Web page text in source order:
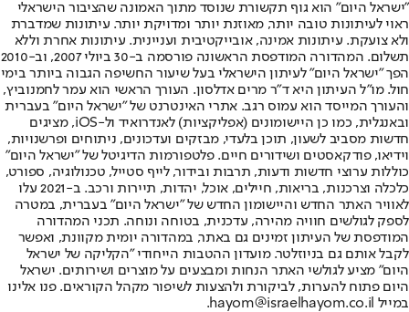
"ישראל היום" הוא גוף תקשורת שנוסד מתוך האמונה שהציבור הישראלי
ראוי לעיתונות טובה יותר, מאוזנת יותר ומדויקת יותר. עיתונות שמדברת
ולא צועקת. עיתונות אמינה, אובייקטיבית ועניינית. עיתונות אחרת וללא
תשלום. המהדורה המודפסת הראשונה פורסמה ב-30 ביולי 2007, וב-2010
הפך "ישראל היום" לעיתון הישראלי בעל שיעור החשיפה הגבוה ביותר בימי
חול. מו"ל העיתון היא ד"ר מרים אדלסון. העורך הראשי הוא עמר לחמנוביץ,
והעורך המייסד הוא עמוס רגב. אתרי האינטרנט של "ישראל היום" בעברית
ובאנגלית, כמו כן היישומונים (אפליקציות) לאנדרואיד ול-iOS, מציגים
חדשות מסביב לשעון, תוכן בלעדי, מבזקים ועדכונים, ניתוחים ופרשנויות,
וידיאו, פודקאסטים ושידורים חיים. פלטפורמות הדיגיטל של "ישראל היום"
כוללות ערוצי חדשות ודעות, תרבות ובידור, לייף סטייל, טכנולוגיה, ספורט,
כלכלה וצרכנות, בריאות, חיילים, אוכל, יהדות, תיירות ורכב. ב-2021 עלו
לאוויר האתר החדש והיישומון החדש של "ישראל היום" בעברית, במטרה
לספק לגולשים חוויה מהירה, עדכנית, בטוחה ונוחה. תכני המהדורה
המודפסת של העיתון זמינים גם באתר, במהדורה יומית מקוונת, ואפשר
לקבל אותם גם בניוזלטר. מועדון ההטבות הייחודי "הקליקה של ישראל
היום" מציע לגולשי האתר הנחות ומבצעים על מוצרים ושירותים. ישראל
היום פתוח להערות, לביקורת ולהצעות לשיפור מקהל הקוראים. פנו אלינו
במייל hayom@israelhayom.co.il.